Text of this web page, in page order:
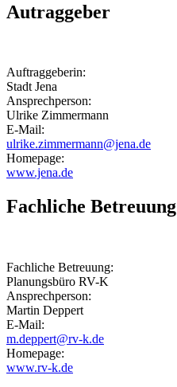
Autraggeber
Auftraggeberin:
Stadt Jena
Ansprechperson:
Ulrike Zimmermann
E-Mail:
ulrike.zimmermann@jena.de
Homepage:
www.jena.de
Fachliche Betreuung
Fachliche Betreuung:
Planungsbüro RV-K
Ansprechperson:
Martin Deppert
E-Mail:
m.deppert@rv-k.de
Homepage:
www.rv-k.de